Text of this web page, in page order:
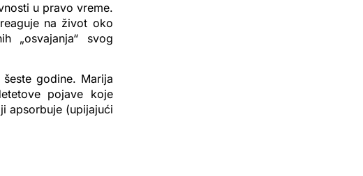
u pravo vreme.
na život oko
„osvajanja“ svog
godine. Marija
pojave koje
apsorbuje (upijajući